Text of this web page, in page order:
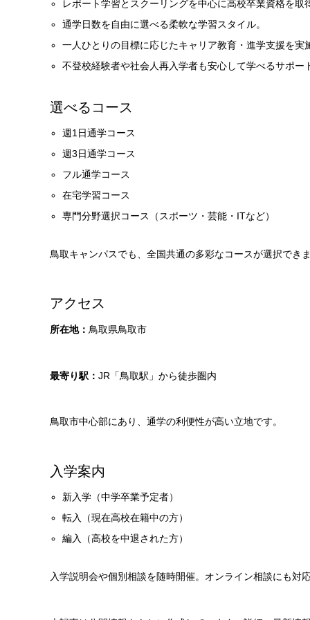
レポート学習とスクーリングを中心に高校卒業資格を取
通学日数を自由に選べる柔軟な学習スタイル。
一人ひとりの目標に応じたキャリア教育・進学支援を実
不登校経験者や社会人再入学者も安心して学べるサポー
選べるコース
週1日通学コース
週3日通学コース
フル通学コース
在宅学習コース
専門分野選択コース（スポーツ・芸能・ITなど）
鳥取キャンパスでも、全国共通の多彩なコースが選択できま
アクセス
所在地： 鳥取県鳥取市
最寄り駅： JR「鳥取駅」から徒歩圏内
鳥取市中心部にあり、通学の利便性が高い立地です。
入学案内
新入学（中学卒業予定者）
転入（現在高校在籍中の方）
編入（高校を中退された方）
入学説明会や個別相談を随時開催。オンライン相談にも対